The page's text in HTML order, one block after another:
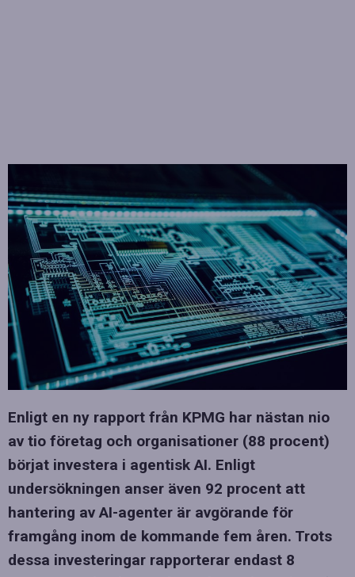
Enligt en ny rapport från KPMG har nästan nio
av tio företag och organisationer (88 procent)
börjat investera i agentisk AI. Enligt
undersökningen anser även 92 procent att
hantering av AI-agenter är avgörande för
framgång inom de kommande fem åren. Trots
dessa investeringar rapporterar endast 8